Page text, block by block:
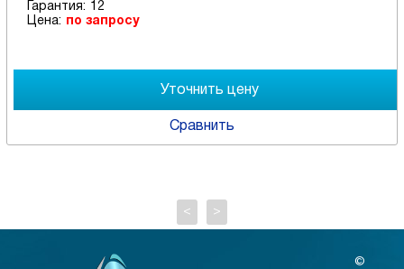
Гарантия:
12
Цена:
по запросу
Сравнить
< >
©